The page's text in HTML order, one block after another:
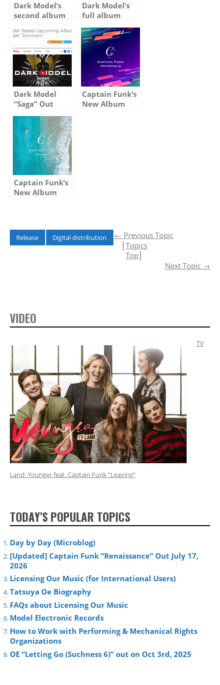
Dark Model’s
second album
released (Feb
12 Updated)
Dark Model’s
full album
“Relentless”
Out on June
16th, 2023
Dark Model
“Saga” Out
Today – Album
Reviews Report
Vol.1
Captain Funk’s
New Album
Captain Funk’s
New Album
Release Digital distribution ← Previous Topic
│Topics
Top
Next Topic →
VIDEO
TV
Land: Younger feat. Captain Funk “Leaving”
TODAY’S POPULAR TOPICS
Day by Day (Microblog)
[Updated] Captain Funk “Renaissance” Out July 17,
2026
Licensing Our Music (for International Users)
Tatsuya Oe Biography
FAQs about Licensing Our Music
Model Electronic Records
How to Work with Performing & Mechanical Rights
Organizations
OE “Letting Go (Suchness 6)” out on Oct 3rd, 2025